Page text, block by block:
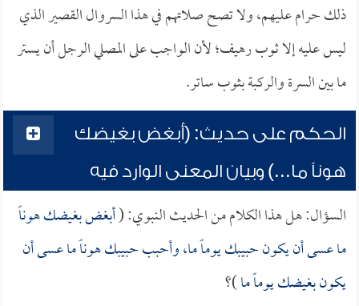
ذلك حرام عليهم، ولا تصح صلاتهم في هذا السروال القصير الذي
ليس عليه إلا ثوب رهيف؛ لأن الواجب على المصلي الرجل أن يستر
ما بين السرة والركبة بثوب ساتر.
الحكم على حديث: (أبغض بغيضك
هوناً ما...) وبيان المعنى الوارد فيه
السؤال: هل هذا الكلام من الحديث النبوي: (أبغض بغيضك هوناً
ما عسى أن يكون حبيبك يوماً ما، وأحبب حبيبك هوناً ما عسى أن
يكون بغيضك يوماً ما)؟